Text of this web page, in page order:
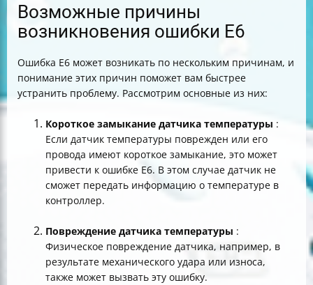
Возможные причины
возникновения ошибки E6
Ошибка E6 может возникать по нескольким причинам, и
понимание этих причин поможет вам быстрее
устранить проблему. Рассмотрим основные из них:
Короткое замыкание датчика температуры :
Если датчик температуры поврежден или его
провода имеют короткое замыкание, это может
привести к ошибке E6. В этом случае датчик не
сможет передать информацию о температуре в
контроллер.
Повреждение датчика температуры :
Физическое повреждение датчика, например, в
результате механического удара или износа,
также может вызвать эту ошибку.